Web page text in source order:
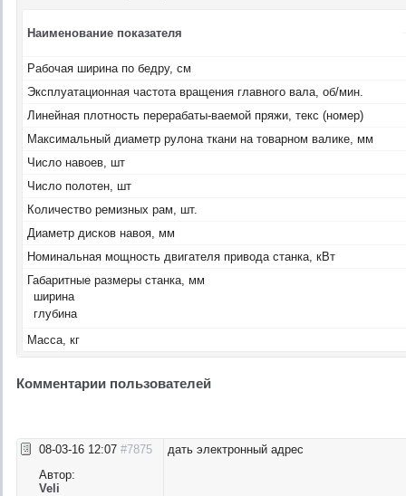
Наименование показателя
Рабочая ширина по бедру, см
Эксплуатационная частота вращения главного вала, об/мин.
Линейная плотность перерабаты-ваемой пряжи, текс (номер)
Максимальный диаметр рулона ткани на товарном валике, мм
Число навоев, шт
Число полотен, шт
Количество ремизных рам, шт.
Диаметр дисков навоя, мм
Номинальная мощность двигателя привода станка, кВт
Габаритные размеры станка, мм
ширина
глубина
Масса, кг
Комментарии пользователей
08-03-16 12:07 #7875
Автор:
Veli
дать электронный адрес